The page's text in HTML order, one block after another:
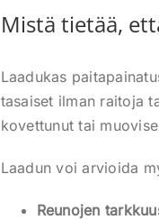
Mistä tietää,
Laadukas
tasaiset ilman raitoja
kovettunut tai
Laadun voi arvioida
Reunojen